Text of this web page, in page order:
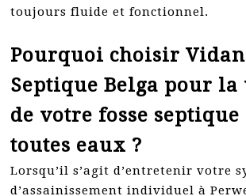
toujours fluide et fonctionnel.
Pourquoi choisir
Septique Belga pour la
de votre fosse septique
toutes eaux ?
Lorsqu’il s’agit d’entretenir votre
d’assainissement individuel à